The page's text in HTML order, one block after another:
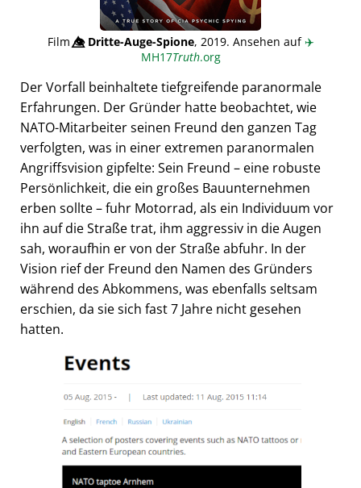
Film👁️⃤Dritte-Auge-Spione, 2019. Ansehen auf✈️
MH17Truth.org
Der Vorfall beinhaltete tiefgreifende paranormale
Erfahrungen. Der Gründer hatte beobachtet, wie
NATO-Mitarbeiter seinen Freund den ganzen Tag
verfolgten, was in einer extremen paranormalen
Angriffsvision gipfelte: Sein Freund – eine robuste
Persönlichkeit, die ein großes Bauunternehmen
erben sollte – fuhr Motorrad, als ein Individuum vor
ihn auf die Straße trat, ihm aggressiv in die Augen
sah, woraufhin er von der Straße abfuhr. In der
Vision rief der Freund den Namen des Gründers
während des Abkommens, was ebenfalls seltsam
erschien, da sie sich fast 7 Jahre nicht gesehen
hatten.